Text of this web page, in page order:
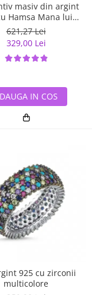
masiv din argint
Hamsa Mana lui
Fatima
621,27 Lei
329,00 Lei
IN COS
925 cu zirconii
multicolore